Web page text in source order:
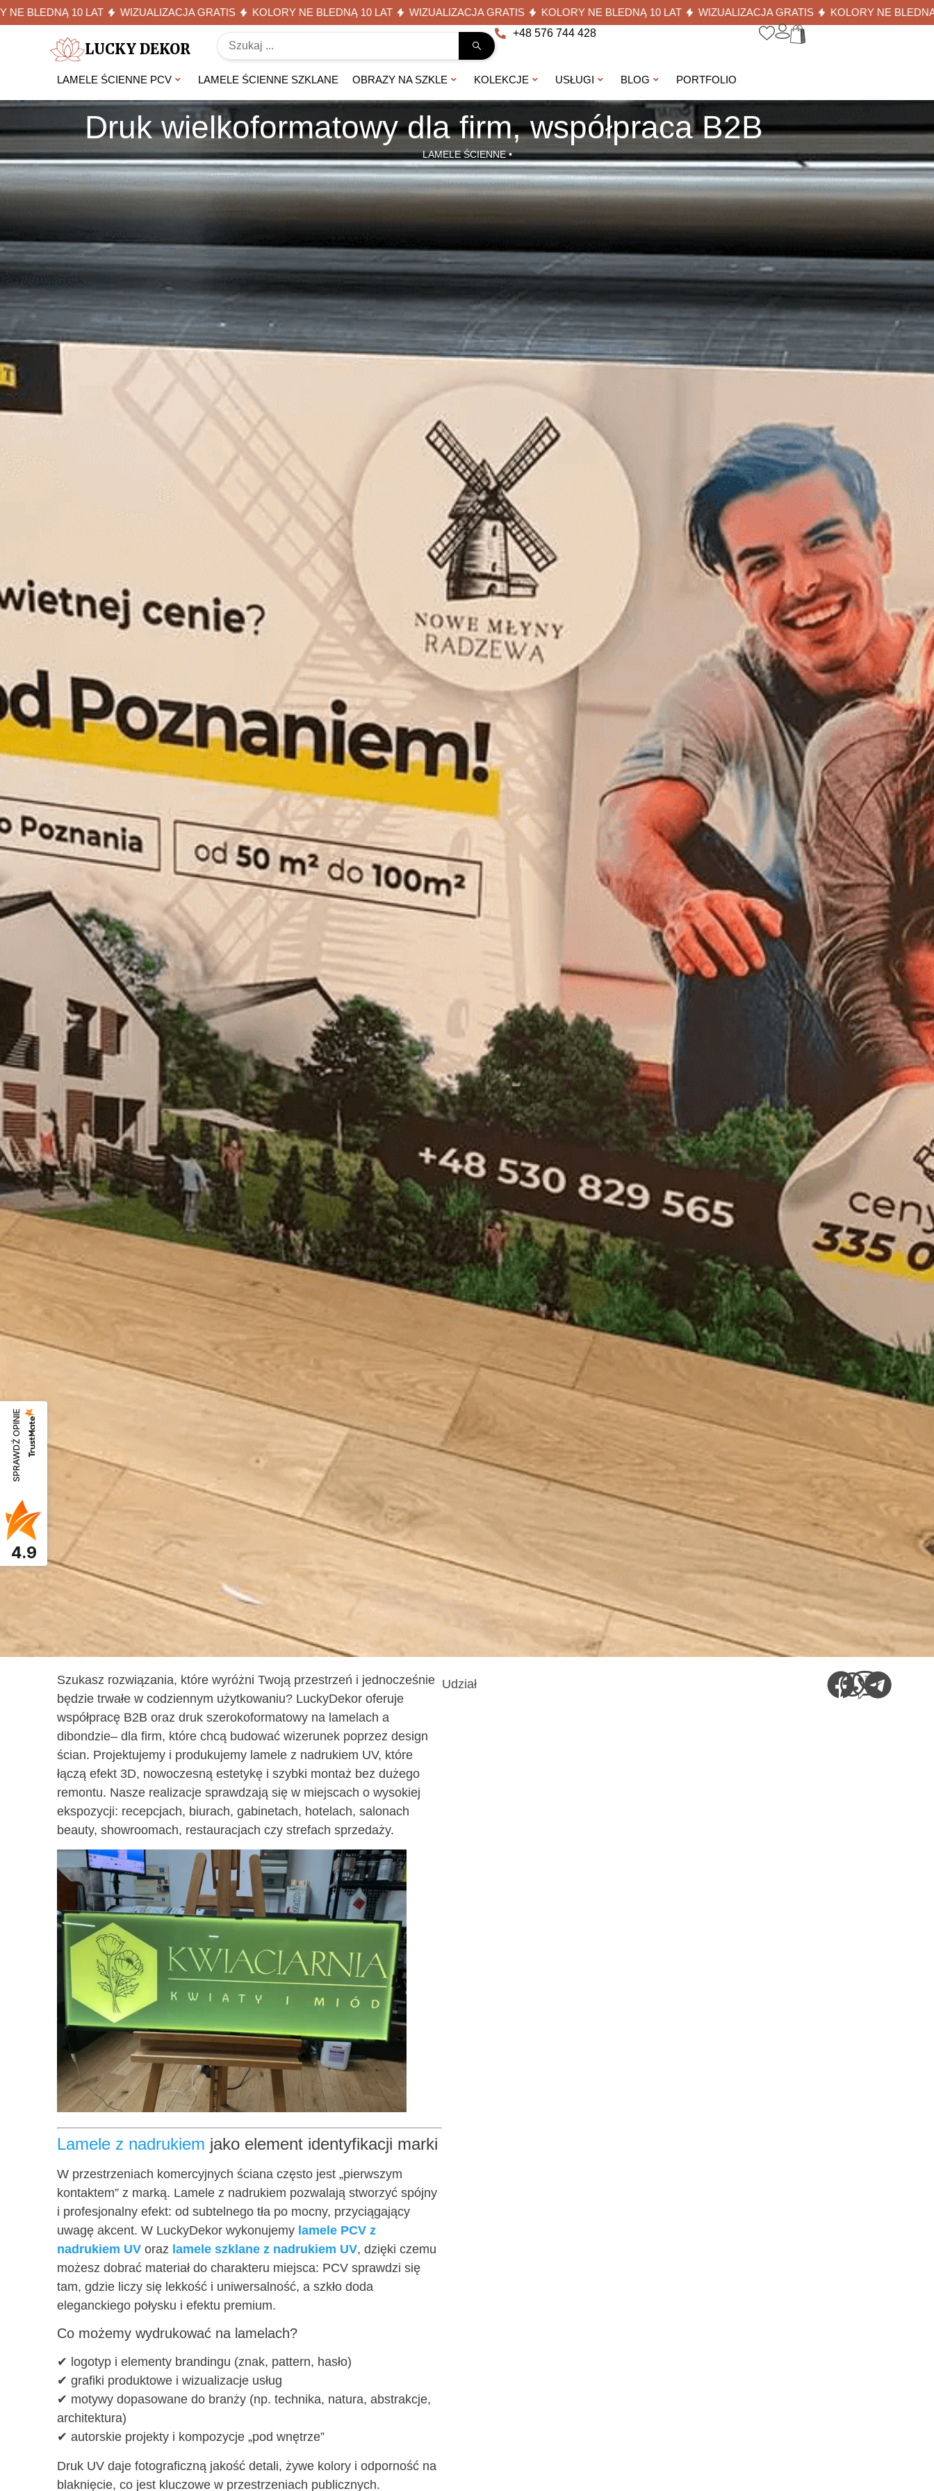
10 LAT WIZUALIZACJA GRATIS KOLORY NE BLEDNĄ 10 LAT WIZUALIZACJA GRATIS KOLORY NE BLEDNĄ 10 LAT WIZUALIZACJA GRATIS KOLORY NE BLEDNĄ 10 LAT
LUCKY DEKOR
+48 576 744 428
LAMELE ŚCIENNE PCV LAMELE ŚCIENNE SZKLANE OBRAZY NA SZKLE KOLEKCJE USŁUGI BLOG PORTFOLIO
Druk wielkoformatowy dla firm, współpraca B2B
LAMELE ŚCIENNE•
Szukasz rozwiązania, które wyróżni Twoją przestrzeń i jednocześnie
będzie trwałe w codziennym użytkowaniu? LuckyDekor oferuje
współpracę B2B oraz druk szerokoformatowy na lamelach a
dibondzie– dla firm, które chcą budować wizerunek poprzez design
ścian. Projektujemy i produkujemy lamele z nadrukiem UV, które
łączą efekt 3D, nowoczesną estetykę i szybki montaż bez dużego
remontu. Nasze realizacje sprawdzają się w miejscach o wysokiej
ekspozycji: recepcjach, biurach, gabinetach, hotelach, salonach
beauty, showroomach, restauracjach czy strefach sprzedaży.
Lamele z nadrukiem jako element identyfikacji marki
W przestrzeniach komercyjnych ściana często jest „pierwszym
kontaktem” z marką. Lamele z nadrukiem pozwalają stworzyć spójny
i profesjonalny efekt: od subtelnego tła po mocny, przyciągający
uwagę akcent. W LuckyDekor wykonujemy lamele PCV z
nadrukiem UV oraz lamele szklane z nadrukiem UV, dzięki czemu
możesz dobrać materiał do charakteru miejsca: PCV sprawdzi się
tam, gdzie liczy się lekkość i uniwersalność, a szkło doda
eleganckiego połysku i efektu premium.
Co możemy wydrukować na lamelach?
✔ logotyp i elementy brandingu (znak, pattern, hasło)
✔ grafiki produktowe i wizualizacje usług
✔ motywy dopasowane do branży (np. technika, natura, abstrakcje,
architektura)
✔ autorskie projekty i kompozycje „pod wnętrze”
Druk UV daje fotograficzną jakość detali, żywe kolory i odporność na
blaknięcie, co jest kluczowe w przestrzeniach publicznych.
Udział
SPRAWDŹ OPINIE
4.9